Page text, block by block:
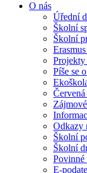
O nás
Úřední
Školní
Školní
Píše se
Odkazy
Školní
Školní
Povinné
E-